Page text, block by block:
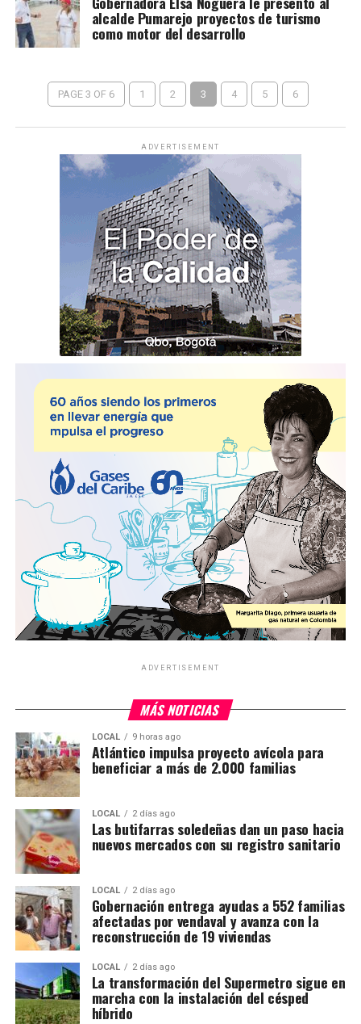
alcalde Pumarejo proyectos de turismo
como motor del desarrollo
PAGE 3 OF 6 1 2 3 4 5 6
ADVERTISEMENT
ADVERTISEMENT
MÁS NOTICIAS
LOCAL 9 horas ago
Atlántico impulsa proyecto avícola para
beneficiar a más de 2.000 familias
LOCAL 2 días ago
Las butifarras soledeñas dan un paso hacia
nuevos mercados con su registro sanitario
LOCAL 2 días ago
Gobernación entrega ayudas a 552 familias
afectadas por vendaval y avanza con la
reconstrucción de 19 viviendas
LOCAL 2 días ago
La transformación del Supermetro sigue en
marcha con la instalación del césped
híbrido